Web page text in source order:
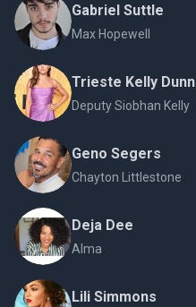
Gabriel Suttle
Max Hopewell
Trieste Kelly Dunn
Deputy Siobhan Kelly
Geno Segers
Chayton Littlestone
Deja Dee
Alma
Lili Simmons